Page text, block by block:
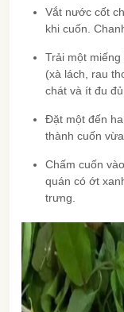
Vắt nước cốt
khi cuốn.
Trải một
(xà lách, rau
chát và ít đu đủ
Đặt một đến
thành cuốn vừa
Chấm cuốn
quán có ớt
trưng.